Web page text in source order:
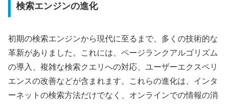
検索エンジンの進化
初期の検索エンジンから現代に至るまで、多くの技術的な
革新がありました。これには、ページランクアルゴリズム
の導入、複雑な検索クエリへの対応、ユーザーエクスペリ
エンスの改善などが含まれます。これらの進化は、インタ
ーネットの検索方法だけでなく、オンラインでの情報の消